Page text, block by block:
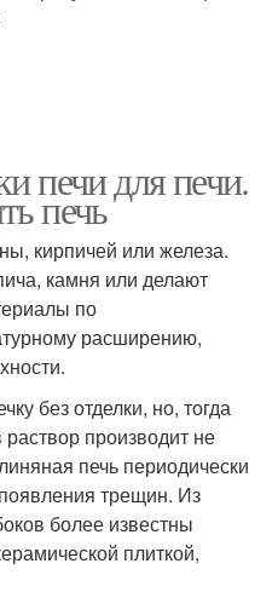
печи для печи.
печь
кирпичей или железа.
камня или делают
по
расширению,
без отделки, но, тогда
производит не
печь периодически
трещин. Из
более известны
плиткой,